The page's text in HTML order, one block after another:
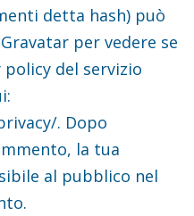
detta hash) può
per vedere se
policy del servizio
. Dopo
la tua
al pubblico nel